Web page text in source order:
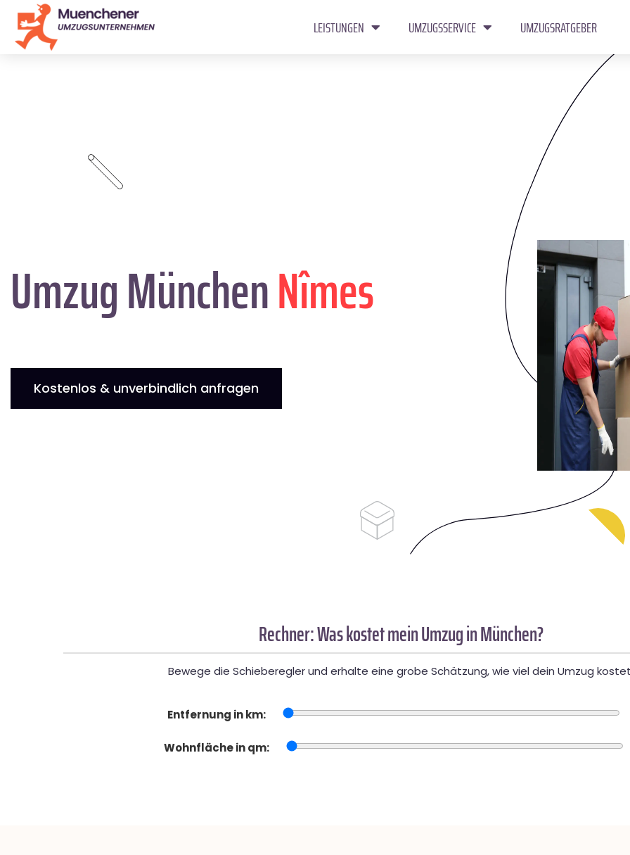
LEISTUNGEN UMZUGSSERVICE UMZUGSRATGEBER
Umzug MünchenNîmes
Kostenlos & unverbindlich anfragen
Rechner: Was kostet mein Umzug in München?
Bewege die Schieberegler und erhalte eine grobe Schätzung, wie viel dein Umzug
Entfernung in km:
Wohnfläche in qm: